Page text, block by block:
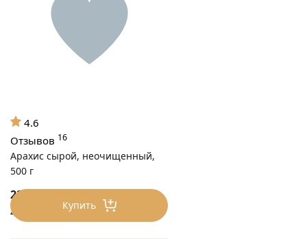
Купить
225₽/0.5 кг
450 ₽/кг
Арахис сырой, неочищенный,
500 г
4.6
Отзывов 16